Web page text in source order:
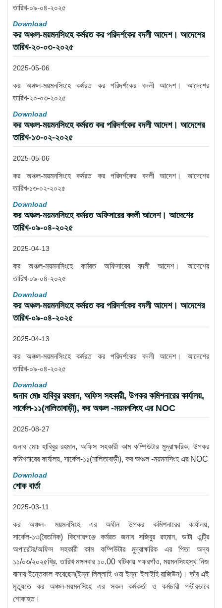
তারিখ-০৯-০৪-২০২৫
Download
কর অঞ্চল-ময়মনসিংহে কর্মরত কর পরিদর্শকের বদলী আদেশ। আদেশের
তারিখ-২০-০৩-২০২৫
2025-05-06
কর অঞ্চল-ময়মনসিংহে কর্মরত কর পরিদর্শকের বদলী আদেশ। আদেশের
তারিখ-২০-০৩-২০২৫
Download
কর অঞ্চল-ময়মনসিংহে কর্মরত কর পরিদর্শকের বদলী আদেশ। আদেশের
তারিখ-১৩-০২-২০২৫
2025-05-06
কর অঞ্চল-ময়মনসিংহে কর্মরত কর পরিদর্শকের বদলী আদেশ। আদেশের
তারিখ-১৩-০২-২০২৫
Download
কর অঞ্চল-ময়মনসিংহে কর্মরত অফিসারের বদলী আদেশ। আদেশের
তারিখ-০৯-০৪-২০২৫
2025-04-13
কর অঞ্চল-ময়মনসিংহে কর্মরত অফিসারের বদলী আদেশ। আদেশের
তারিখ-০৯-০৪-২০২৫
Download
কর অঞ্চল-ময়মনসিংহে কর্মরত কর পরিদর্শকের বদলী আদেশ। আদেশের
তারিখ-০৯-০৪-২০২৫
2025-04-13
কর অঞ্চল-ময়মনসিংহে কর্মরত কর পরিদর্শকের বদলী আদেশ। আদেশের
তারিখ-০৯-০৪-২০২৫
Download
জনাব মোঃ হাবিবুর রহমান, অফিস সহকারী, উপকর কমিশনারের কার্যালয়,
সার্কেল-১১(নালিতাবাড়ী), কর অঞ্চল -ময়মনসিংহ এর NOC
2025-08-27
জনাব মোঃ হাবিবুর রহমান, অফিস সহকারী কাম কম্পিউটার মুদ্রাক্ষরিক, উপকর
কমিশনারের কার্যালয়, সার্কেল-১১(নালিতাবাড়ী), কর অঞ্চল -ময়মনসিংহ এর NOC
Download
শোক বার্তা
2025-03-11
কর অঞ্চল- ময়মনসিংহ এর অধীন উপকর কমিশনারের কার্যালয়,
সার্কেল-১৩(বৈতনিক) কিশোরগঞ্জে কর্মরত জনাব সজিবুর রহমান, ডাটা এন্ট্রি
অপারেটর/অফিস সহকারী কাম কম্পিউটার মুদ্রাক্ষরিক এর পিতা অদ্য
১১/০৩/২০২৫খ্রি. তারিখ মঙ্গলবার ১০.00 ঘটিকায় গফরগাঁও, ময়মনসিংহস্থ নিজ
বাসায় ইন্তেকাল করেছেন(ইন্না লিল্লাহি ওয়া ইন্না ইলাইহি রাজিউন)। তাঁর এই
মৃত্যুতে কর অঞ্চল-ময়মনসিংহ এর সকল কর্মকর্তা ও কর্মচারী গভীরভাবে
শোকাহত।